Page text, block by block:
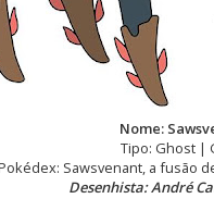
Nome:
Tipo: Ghost |
Sawsvenant, a fusão
Desenhista: André